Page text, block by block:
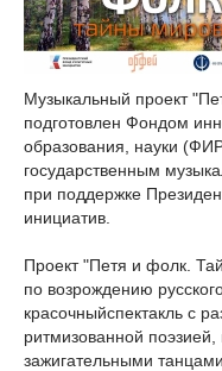
Музыкальный проект
подготовлен Фондом
образования, науки
государственным
при поддержке
инициатив.
Проект "Петя и фолк.
по возрождению
красочныйспектакль с
ритмизованной
зажигательными